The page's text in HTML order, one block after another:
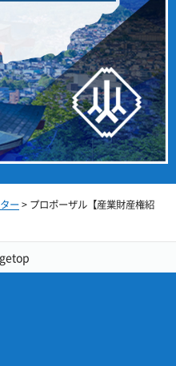
ー> プロポーザル【産業財産権紹